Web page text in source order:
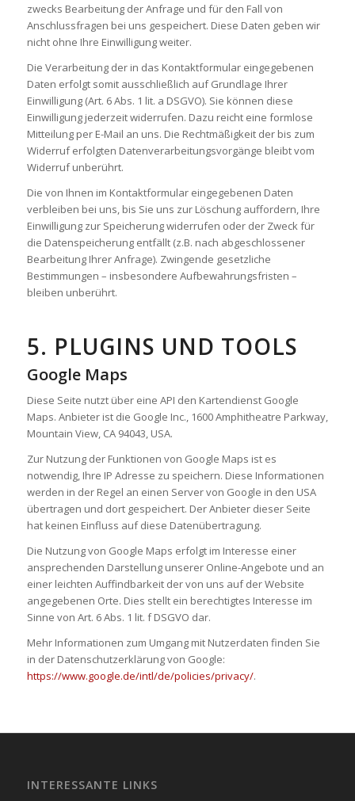
zwecks Bearbeitung der Anfrage und für den Fall von
Anschlussfragen bei uns gespeichert. Diese Daten geben wir
nicht ohne Ihre Einwilligung weiter.
Die Verarbeitung der in das Kontaktformular eingegebenen
Daten erfolgt somit ausschließlich auf Grundlage Ihrer
Einwilligung (Art. 6 Abs. 1 lit. a DSGVO). Sie können diese
Einwilligung jederzeit widerrufen. Dazu reicht eine formlose
Mitteilung per E-Mail an uns. Die Rechtmäßigkeit der bis zum
Widerruf erfolgten Datenverarbeitungsvorgänge bleibt vom
Widerruf unberührt.
Die von Ihnen im Kontaktformular eingegebenen Daten
verbleiben bei uns, bis Sie uns zur Löschung auffordern, Ihre
Einwilligung zur Speicherung widerrufen oder der Zweck für
die Datenspeicherung entfällt (z.B. nach abgeschlossener
Bearbeitung Ihrer Anfrage). Zwingende gesetzliche
Bestimmungen – insbesondere Aufbewahrungsfristen –
bleiben unberührt.
5. PLUGINS UND TOOLS
Google Maps
Diese Seite nutzt über eine API den Kartendienst Google
Maps. Anbieter ist die Google Inc., 1600 Amphitheatre Parkway,
Mountain View, CA 94043, USA.
Zur Nutzung der Funktionen von Google Maps ist es
notwendig, Ihre IP Adresse zu speichern. Diese Informationen
werden in der Regel an einen Server von Google in den USA
übertragen und dort gespeichert. Der Anbieter dieser Seite
hat keinen Einfluss auf diese Datenübertragung.
Die Nutzung von Google Maps erfolgt im Interesse einer
ansprechenden Darstellung unserer Online-Angebote und an
einer leichten Auffindbarkeit der von uns auf der Website
angegebenen Orte. Dies stellt ein berechtigtes Interesse im
Sinne von Art. 6 Abs. 1 lit. f DSGVO dar.
Mehr Informationen zum Umgang mit Nutzerdaten finden Sie
in der Datenschutzerklärung von Google:
https://www.google.de/intl/de/policies/privacy/.
INTERESSANTE LINKS